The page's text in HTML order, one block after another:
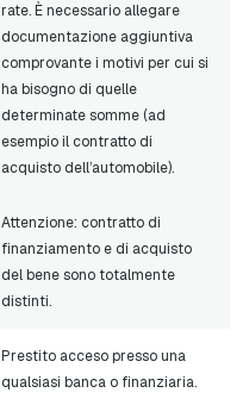
rate. È necessario allegare
documentazione aggiuntiva
comprovante i motivi per cui si
ha bisogno di quelle
determinate somme (ad
esempio il contratto di
acquisto dell’automobile).
Attenzione: contratto di
finanziamento e di acquisto
del bene sono totalmente
distinti.
Prestito acceso presso una
qualsiasi banca o finanziaria.